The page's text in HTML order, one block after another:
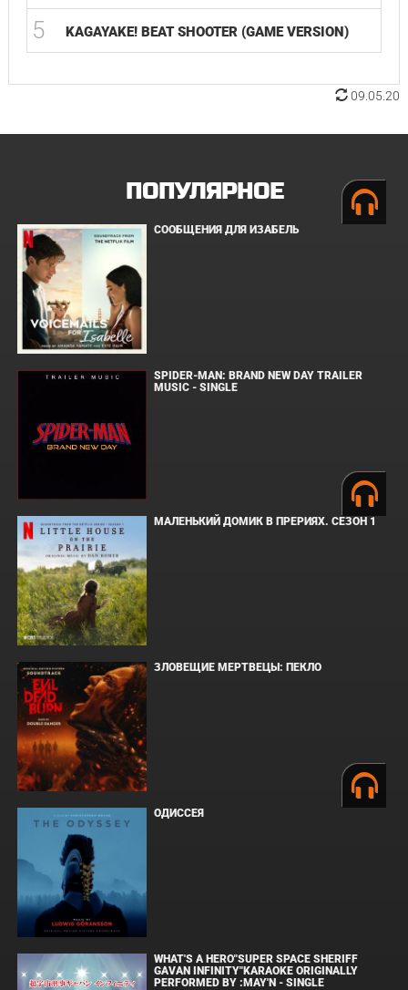
5 KAGAYAKE! BEAT SHOOTER (GAME VERSION)
09.05.20
ПОПУЛЯРНОЕ
СООБЩЕНИЯ ДЛЯ ИЗАБЕЛЬ
SPIDER-MAN: BRAND NEW DAY TRAILER
MUSIC - SINGLE
МАЛЕНЬКИЙ ДОМИК В ПРЕРИЯХ. СЕЗОН 1
ЗЛОВЕЩИЕ МЕРТВЕЦЫ: ПЕКЛО
ОДИССЕЯ
WHAT'S A HERO"SUPER SPACE SHERIFF
GAVAN INFINITY"KARAOKE ORIGINALLY
PERFORMED BY :MAY'N - SINGLE